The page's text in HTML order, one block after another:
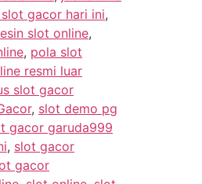
gacor hari ini,
slot online,
, pola slot
resmi luar
slot gacor
, slot demo pg
gacor garuda999
, slot gacor
gacor